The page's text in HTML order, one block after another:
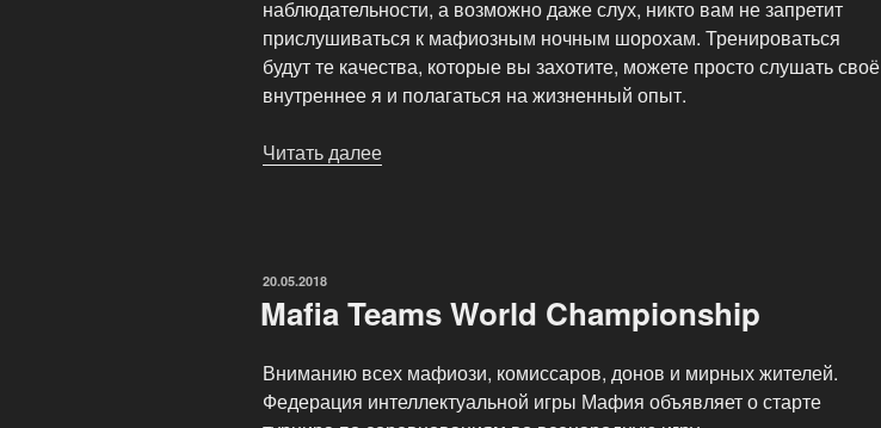
наблюдательности, а возможно даже слух, никто вам не запретит
прислушиваться к мафиозным ночным шорохам. Тренироваться
будут те качества, которые вы захотите, можете просто слушать своё
внутреннее я и полагаться на жизненный опыт.
Читать далее
ОПУБЛИКОВАНО
20.05.2018
Mafia Teams World Championship
Вниманию всех мафиози, комиссаров, донов и мирных жителей.
Федерация интеллектуальной игры Мафия объявляет о старте